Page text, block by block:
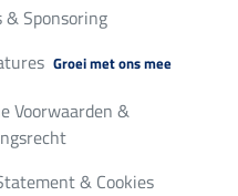
& Sponsoring
Groei met ons mee
Voorwaarden &
& Cookies